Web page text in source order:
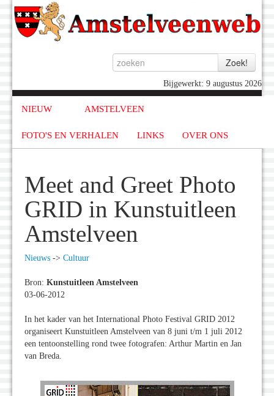
Bijgewerkt: 9 augustus 2026
NIEUW AMSTELVEEN
FOTO'S EN VERHALEN LINKS OVER ONS
Meet and Greet Photo
GRID in Kunstuitleen
Amstelveen
Nieuws -> Cultuur
Bron: Kunstuitleen Amstelveen
03-06-2012
In het kader van het International Photo Festival GRID 2012
organiseert Kunstuitleen Amstelveen van 8 juni t/m 1 juli 2012
een tentoonstelling rond twee fotografen: Arthur Martin en Jan
van Breda.